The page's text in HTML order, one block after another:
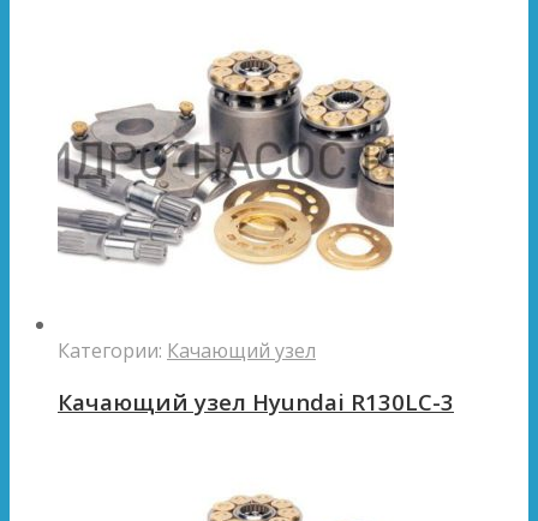
Категории: Качающий узел
Качающий узел Hyundai R130LC-3